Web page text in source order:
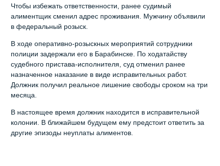
Чтобы избежать ответственности, ранее судимый
алиментщик сменил адрес проживания. Мужчину объявили
в федеральный розыск.
В ходе оперативно-розыскных мероприятий сотрудники
полиции задержали его в Барабинске. По ходатайству
судебного пристава-исполнителя, суд отменил ранее
назначенное наказание в виде исправительных работ.
Должник получил реальное лишение свободы сроком на три
месяца.
В настоящее время должник находится в исправительной
колонии. В ближайшем будущем ему предстоит ответить за
другие эпизоды неуплаты алиментов.